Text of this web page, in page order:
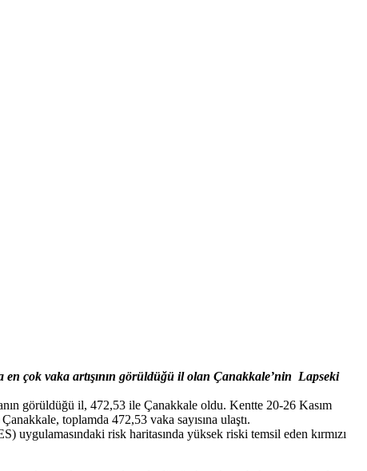
en çok vaka artışının görüldüğü il olan Çanakkale’nin Lapseki
görüldüğü il, 472,53 ile Çanakkale oldu. Kentte 20-26 Kasım
toplamda 472,53 vaka sayısına ulaştı.
uygulamasındaki risk haritasında yüksek riski temsil eden kırmızı